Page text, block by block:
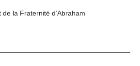
la Fraternité d’Abraham